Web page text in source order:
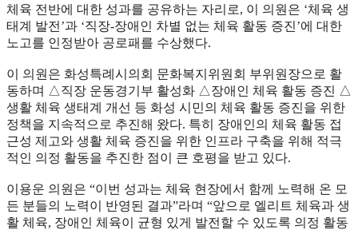
체육 전반에 대한 성과를 공유하는 자리로, 이 의원은 ‘체육 생
태계 발전’과 ‘직장-장애인 차별 없는 체육 활동 증진’에 대한
노고를 인정받아 공로패를 수상했다.
이 의원은 화성특례시의회 문화복지위원회 부위원장으로 활
동하며 △직장 운동경기부 활성화 △장애인 체육 활동 증진 △
생활 체육 생태계 개선 등 화성 시민의 체육 활동 증진을 위한
정책을 지속적으로 추진해 왔다. 특히 장애인의 체육 활동 접
근성 제고와 생활 체육 증진을 위한 인프라 구축을 위해 적극
적인 의정 활동을 추진한 점이 큰 호평을 받고 있다.
이용운 의원은 “이번 성과는 체육 현장에서 함께 노력해 온 모
든 분들의 노력이 반영된 결과”라며 “앞으로 엘리트 체육과 생
활 체육, 장애인 체육이 균형 있게 발전할 수 있도록 의정 활동